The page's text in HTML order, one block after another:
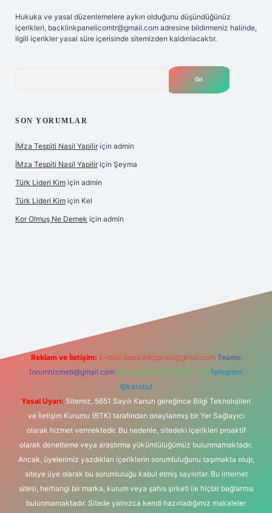
Hukuka ve yasal düzenlemelere aykırı olduğunu düşündüğünüz
içerikleri, backlinkpanelicomtr@gmail.com adresine bildirmeniz halinde,
ilgili içerikler yasal süre içerisinde sitemizden kaldırılacaktır.
SON YORUMLAR
İMza Tespiti Nasil Yapilir için admin
İMza Tespiti Nasil Yapilir için Şeyma
Türk Lideri Kim için admin
Türk Lideri Kim için Kel
Kor Olmuş Ne Demek için admin
Reklam ve İletişim: E-mail: backlinkpaneli@gmail.com Teams:
forumhizmeti@gmail.com Whatsapp: 0262 606 0 726 Telegram:
@karabul
Yasal Uyarı: Sitemiz, 5651 Sayılı Kanun gereğince Bilgi Teknolojileri
ve İletişim Kurumu (BTK) tarafından onaylanmış bir Yer Sağlayıcı
olarak hizmet vermektedir. Bu nedenle, sitedeki içerikleri proaktif
olarak denetleme veya araştırma yükümlülüğümüz bulunmamaktadır.
Ancak, üyelerimiz yazdıkları içeriklerin sorumluluğunu taşımakta olup,
siteye üye olarak bu sorumluluğu kabul etmiş sayılırlar. Bu internet
sitesi, herhangi bir marka, kurum veya şahıs şirketi ile hiçbir bağlantısı
bulunmamaktadır. Sitede yalnızca kendi hazırladığımız makaleler